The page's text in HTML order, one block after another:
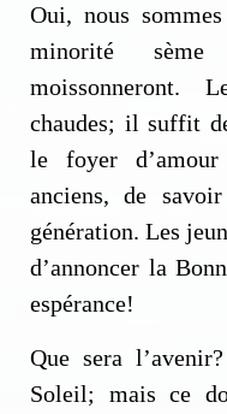
Oui, nous
minorité
moissonneront.
chaudes; il suffit
le foyer
anciens, de
génération. Les
d’annoncer la
espérance!
Que sera
Soleil; mais ce